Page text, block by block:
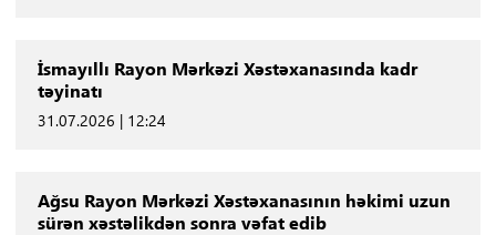
İsmayıllı Rayon Mərkəzi Xəstəxanasında kadr
təyinatı
31.07.2026 | 12:24
Ağsu Rayon Mərkəzi Xəstəxanasının həkimi uzun
sürən xəstəlikdən sonra vəfat edib